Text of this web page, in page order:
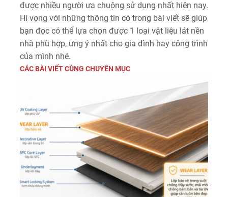
được nhiều người ưa chuộng sử dụng nhất hiện nay.
Hi vọng với những thông tin có trong bài viết sẽ giúp
bạn đọc có thể lựa chọn được 1 loại vật liệu lát nền
nhà phù hợp, ưng ý nhất cho gia đình hay công trình
của mình nhé.
CÁC BÀI VIẾT CÙNG CHUYÊN MỤC